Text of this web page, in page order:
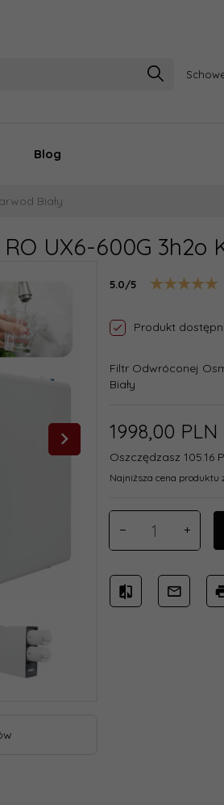
Blog
Biały
UX6-600G 3h2o
5.0/5
Produkt
Filtr Odwróconej
Biały
1998,00 PLN
Oszczędzasz 105.16
Najniższa cena produktu